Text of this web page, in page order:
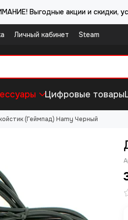
Выгодные акции и скидки,
Личный кабинет Steam
Цифровые товары
(Геймпад) Hamy Черный